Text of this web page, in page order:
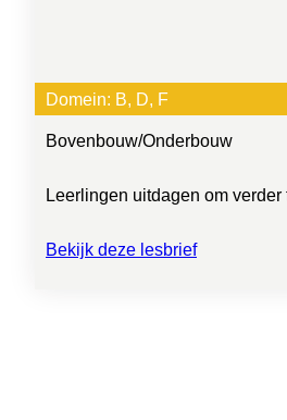
Domein: B, D, F
Bovenbouw/Onderbouw
Leerlingen uitdagen om
Bekijk deze lesbrief